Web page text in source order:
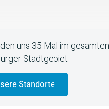
uns 35 Mal im gesamten
Stadtgebiet
Standorte